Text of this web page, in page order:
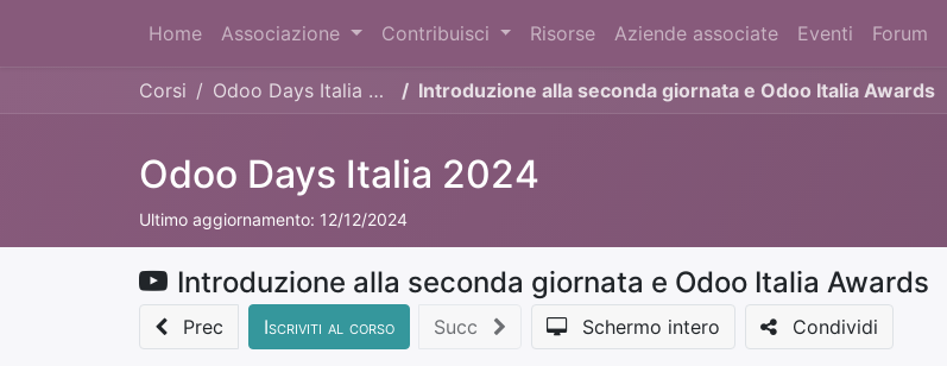
Home Associazione Contribuisci Risorse Aziende associate Eventi Forum
Corsi Odoo Days Italia 2024 Introduzione alla seconda giornata e Odoo Italia Awards
Odoo Days Italia 2024
Ultimo aggiornamento: 12/12/2024
Introduzione alla seconda giornata e Odoo Italia Awards
Prec Iscriviti al corso Succ Schermo intero Condividi